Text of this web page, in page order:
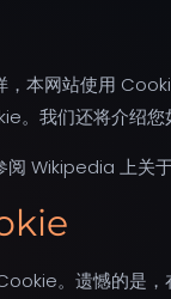
本网站使用
。我们还将介绍
Wikipedia 上关于
。遗憾的是